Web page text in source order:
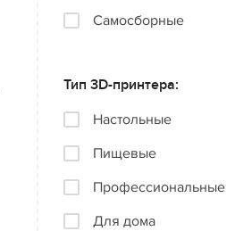
Самосборные
Тип 3D-принтера:
Настольные
Пищевые
Профессиональные
Для дома